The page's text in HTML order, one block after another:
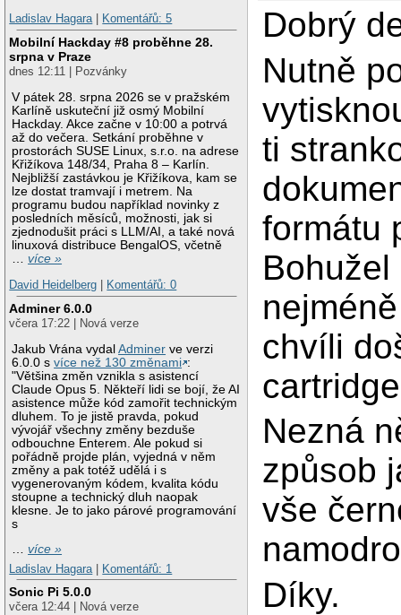
Ladislav Hagara| Komentářů: 5
Mobilní Hackday #8 proběhne 28.
srpna v Praze
dnes 12:11 | Pozvánky
V pátek 28. srpna 2026 se v pražském
Karlíně uskuteční již osmý Mobilní
Hackday. Akce začne v 10:00 a potrvá
až do večera. Setkání proběhne v
prostorách SUSE Linux, s.r.o. na adrese
Křižíkova 148/34, Praha 8 – Karlín.
Nejbližší zastávkou je Křižíkova, kam se
lze dostat tramvají i metrem. Na
programu budou například novinky z
posledních měsíců, možnosti, jak si
zjednodušit práci s LLM/AI, a také nová
linuxová distribuce BengalOS, včetně
…více »
David Heidelberg
Komentářů: 0
Adminer 6.0.0
včera 17:22 | Nová verze
Jakub Vrána vydalAdminer ve verzi
6.0.0 svíce než 130 změnami :
"Většina změn vznikla s asistencí
Claude Opus 5. Někteří lidi se bojí, že AI
asistence může kód zamořit technickým
dluhem. To je jistě pravda, pokud
vývojář všechny změny bezduše
odbouchne Enterem. Ale pokud si
pořádně projde plán, vyjedná v něm
změny a pak totéž udělá i s
vygenerovaným kódem, kvalita kódu
stoupne a technický dluh naopak
klesne. Je to jako párové programování
s
…více »
Ladislav Hagara
Komentářů: 1
Sonic Pi 5.0.0
včera 12:44 | Nová verze
Dobrý
Nutně
ti
formátu
Bohužel
chvíli
Nezná
způsob
vše
Díky.